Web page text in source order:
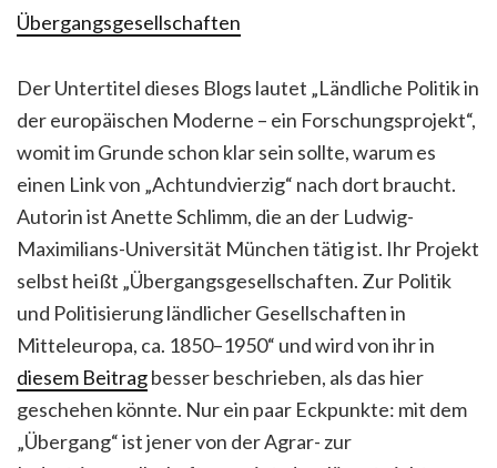
Übergangsgesellschaften
Der Untertitel dieses Blogs lautet „Ländliche Politik in
der europäischen Moderne – ein Forschungsprojekt“,
womit im Grunde schon klar sein sollte, warum es
einen Link von „Achtundvierzig“ nach dort braucht.
Autorin ist Anette Schlimm, die an der Ludwig-
Maximilians-Universität München tätig ist. Ihr Projekt
selbst heißt „Übergangsgesellschaften. Zur Politik
und Politisierung ländlicher Gesellschaften in
Mitteleuropa, ca. 1850–1950“ und wird von ihr in
diesem Beitragbesser beschrieben, als das hier
geschehen könnte. Nur ein paar Eckpunkte: mit dem
„Übergang“ ist jener von der Agrar- zur